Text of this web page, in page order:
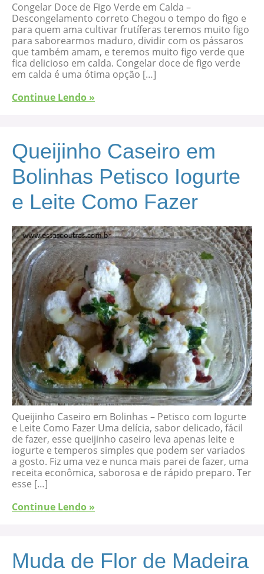
Congelar Doce de Figo Verde em Calda –
Descongelamento correto Chegou o tempo do figo e
para quem ama cultivar frutíferas teremos muito figo
para saborearmos maduro, dividir com os pássaros
que também amam, e teremos muito figo verde que
fica delicioso em calda. Congelar doce de figo verde
em calda é uma ótima opção […]
Continue Lendo »
Queijinho Caseiro em
Bolinhas Petisco Iogurte
e Leite Como Fazer
Queijinho Caseiro em Bolinhas – Petisco com Iogurte
e Leite Como Fazer Uma delícia, sabor delicado, fácil
de fazer, esse queijinho caseiro leva apenas leite e
iogurte e temperos simples que podem ser variados
a gosto. Fiz uma vez e nunca mais parei de fazer, uma
receita econômica, saborosa e de rápido preparo. Ter
esse […]
Continue Lendo »
Muda de Flor de Madeira